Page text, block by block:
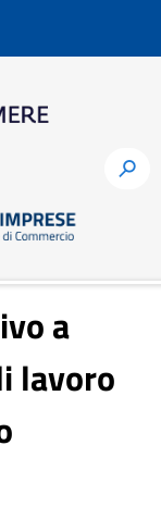
h
privati che
di genere”
a
lavoro